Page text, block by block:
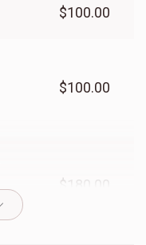
$100.00
$100.00
$180.00